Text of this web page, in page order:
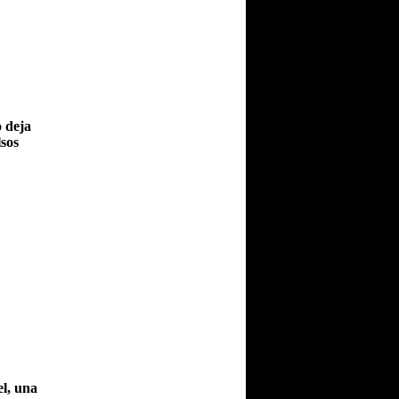
deja
una